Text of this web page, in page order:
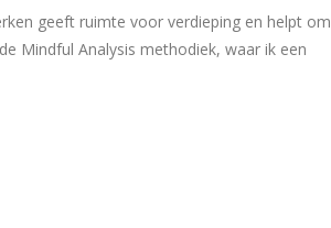
geeft ruimte voor verdieping en helpt om
Mindful Analysis methodiek, waar ik een